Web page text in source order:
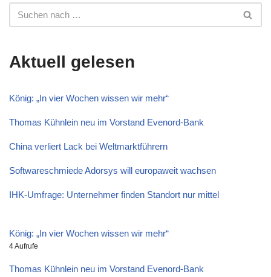
Aktuell gelesen
König: „In vier Wochen wissen wir mehr“
Thomas Kühnlein neu im Vorstand Evenord-Bank
China verliert Lack bei Weltmarktführern
Softwareschmiede Adorsys will europaweit wachsen
IHK-Umfrage: Unternehmer finden Standort nur mittel
König: „In vier Wochen wissen wir mehr“
4 Aufrufe
Thomas Kühnlein neu im Vorstand Evenord-Bank